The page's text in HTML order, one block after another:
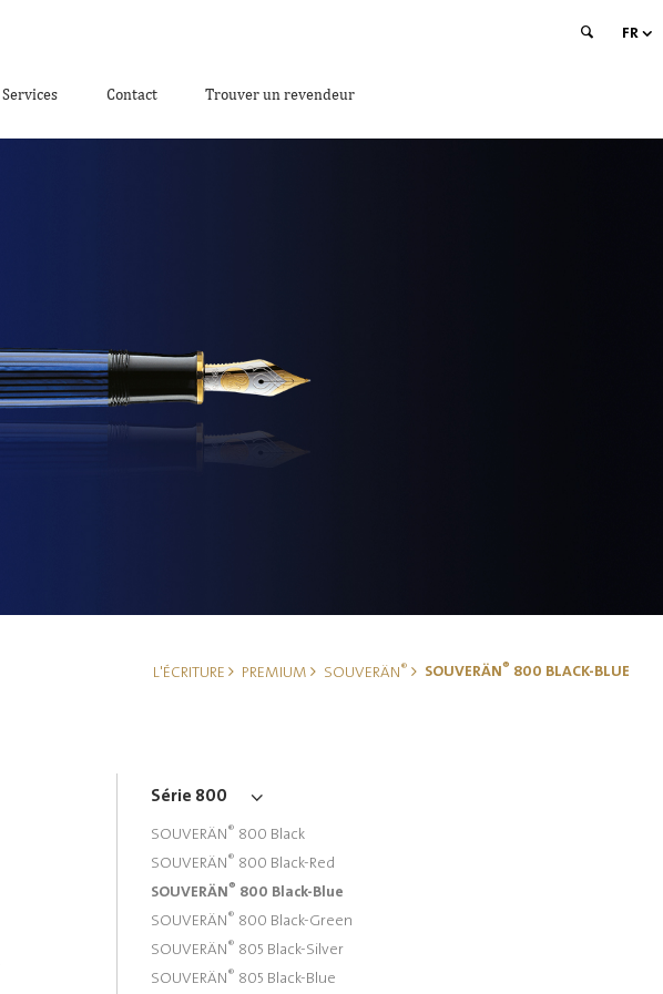
FR
Services Contact Trouver un revendeur
L'ÉCRITURE PREMIUM SOUVERÄN® SOUVERÄN® 800 BLACK-BLUE
Série 800
SOUVERÄN® 800 Black
SOUVERÄN® 800 Black-Red
SOUVERÄN® 800 Black-Blue
SOUVERÄN® 800 Black-Green
SOUVERÄN® 805 Black-Silver
SOUVERÄN® 805 Black-Blue